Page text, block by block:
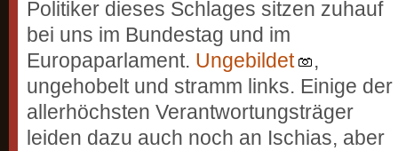
Politiker dieses Schlages sitzen zuhauf
bei uns im Bundestag und im
Europaparlament. Ungebildet
,
ungehobelt und stramm links. Einige der
allerhöchsten Verantwortungsträger
leiden dazu auch noch an Ischias, aber